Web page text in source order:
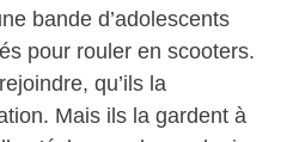
bande d’adolescents
pour rouler en scooters.
qu’ils la
Mais ils la gardent à